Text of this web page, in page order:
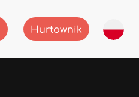
Hurtownik